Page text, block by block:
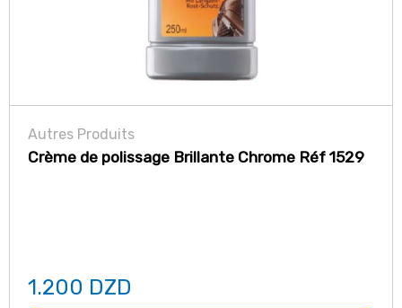
Autres Produits
Crème de polissage Brillante Chrome Réf 1529
1.200 DZD